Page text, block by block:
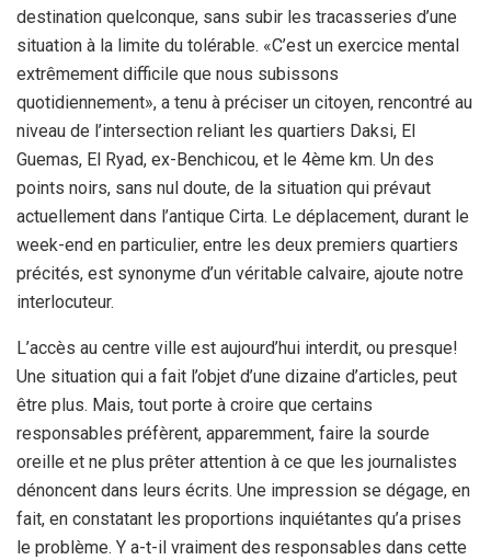
destination quelconque, sans subir les tracasseries d’une
situation à la limite du tolérable. «C’est un exercice mental
extrêmement difficile que nous subissons
quotidiennement», a tenu à préciser un citoyen, rencontré au
niveau de l’intersection reliant les quartiers Daksi, El
Guemas, El Ryad, ex-Benchicou, et le 4ème km. Un des
points noirs, sans nul doute, de la situation qui prévaut
actuellement dans l’antique Cirta. Le déplacement, durant le
week-end en particulier, entre les deux premiers quartiers
précités, est synonyme d’un véritable calvaire, ajoute notre
interlocuteur.
L’accès au centre ville est aujourd’hui interdit, ou presque!
Une situation qui a fait l’objet d’une dizaine d’articles, peut
être plus. Mais, tout porte à croire que certains
responsables préfèrent, apparemment, faire la sourde
oreille et ne plus prêter attention à ce que les journalistes
dénoncent dans leurs écrits. Une impression se dégage, en
fait, en constatant les proportions inquiétantes qu’a prises
le problème. Y a-t-il vraiment des responsables dans cette